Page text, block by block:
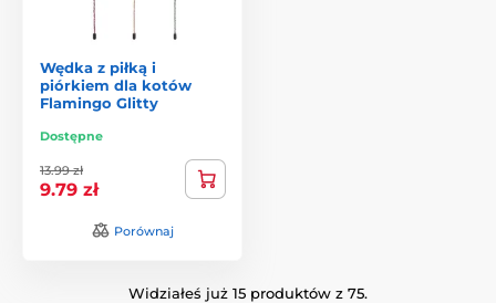
Wędka z piłką i
piórkiem dla kotów
Flamingo Glitty
Dostępne
13.99 zł
9.79 zł
Porównaj
Widziałeś już 15 produktów z 75.